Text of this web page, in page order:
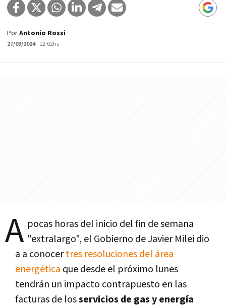
PorAntonio Rossi
27/03/2024- 12:02hs
A pocas horas del inicio del fin de semana
"extralargo", el Gobierno de Javier Milei dio
a a conocertres resoluciones del área
energética que desde el próximo lunes
tendrán un impacto contrapuesto en las
facturas de losservicios de gas y energía